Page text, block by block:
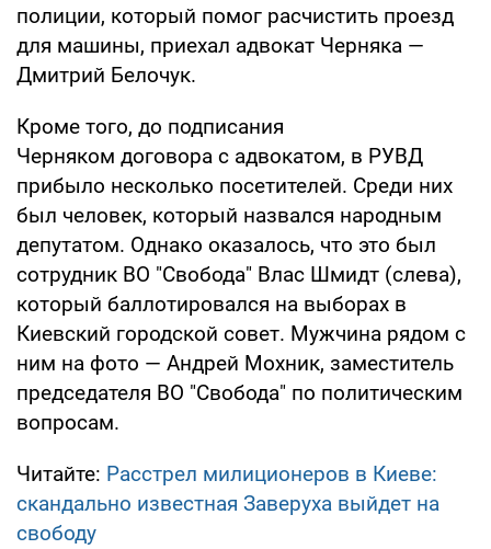
полиции, который помог расчистить проезд
для машины, приехал адвокат Черняка —
Дмитрий Белочук.
Кроме того, до подписания
Черняком договора с адвокатом, в РУВД
прибыло несколько посетителей. Среди них
был человек, который назвался народным
депутатом. Однако оказалось, что это был
сотрудник ВО "Свобода" Влас Шмидт (слева),
который баллотировался на выборах в
Киевский городской совет. Мужчина рядом с
ним на фото — Андрей Мохник, заместитель
председателя ВО "Свобода" по политическим
вопросам.
Читайте: Расстрел милиционеров в Киеве:
скандально известная Заверуха выйдет на
свободу